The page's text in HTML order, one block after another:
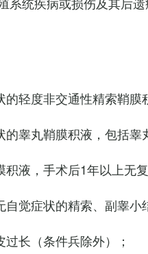
的轻度非交通性精索鞘
的睾丸鞘膜积液，包括
积液，手术后1年以上无
自觉症状的精索、副睾
过长（条件兵除外）；